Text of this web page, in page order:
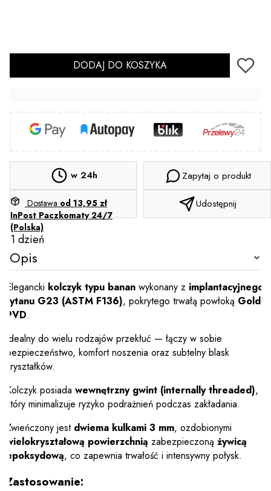
DODAJ DO KOSZYKA
w 24h
Dostawa od 13,95 zł
InPost Paczkomaty 24/7
(Polska)
1 dzień
Zapytaj o produkt
Udostępnij
Opis
Elegancki kolczyk typu banan wykonany z implantacyjnego
tytanu G23 (ASTM F136), pokrytego trwałą powłoką Gold
PVD.
Idealny do wielu rodzajów przekłuć — łączy w sobie
bezpieczeństwo, komfort noszenia oraz subtelny blask
kryształków.
Kolczyk posiada wewnętrzny gwint (internally threaded),
który minimalizuje ryzyko podrażnień podczas zakładania.
Zwieńczony jest dwiema kulkami 3 mm, ozdobionymi
wielokryształową powierzchnią zabezpieczoną żywicą
epoksydową, co zapewnia trwałość i intensywny połysk.
Zastosowanie: